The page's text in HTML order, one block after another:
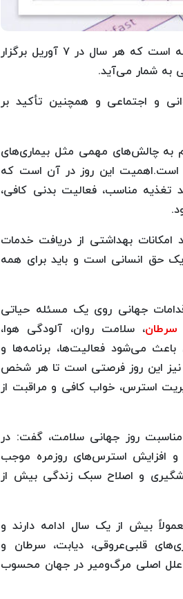
به گزارش سلامت نیوز به نقل از فارس، روز جهانی سلامت، رویدادی سالانه است که هر سال در ۷ آوریل برگزار
به شمار می‌آید.
و اجتماعی و همچنین تأکید بر
به چالش‌های مهمی مثل بیماری‌های
است.اهمیت این روز در آن است که
تغذیه مناسب، فعالیت بدنی کافی،
امکانات بهداشتی از دریافت خدمات
حق انسانی است و باید برای همه
جهانی روی یک مسئله حیاتی
سرطان، سلامت روان، آلودگی هوا،
می‌شود فعالیت‌ها، برنامه‌ها و
این روز فرصتی است تا هر شخص
استرس، خواب کافی و مراقبت از
روز جهانی سلامت، گفت: در
و افزایش استرس‌های روزمره موجب
و اصلاح سبک زندگی بیش از
بیش از یک سال ادامه دارند و
قلبی‌عروقی، دیابت، سرطان و
علل اصلی مرگ‌ومیر در جهان محسوب